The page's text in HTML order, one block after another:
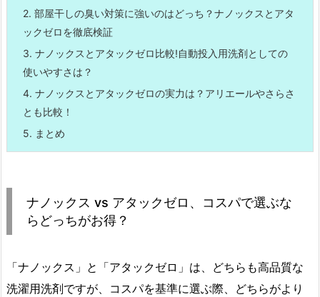
2. 部屋干しの臭い対策に強いのはどっち？ナノックスとアタ
ックゼロを徹底検証
3. ナノックスとアタックゼロ比較!自動投入用洗剤としての
使いやすさは？
4. ナノックスとアタックゼロの実力は？アリエールやさらさ
とも比較！
5. まとめ
ナノックス vs アタックゼロ、コスパで選ぶな
らどっちがお得？
「ナノックス」と「アタックゼロ」は、どちらも高品質な
洗濯用洗剤ですが、コスパを基準に選ぶ際、どちらがより